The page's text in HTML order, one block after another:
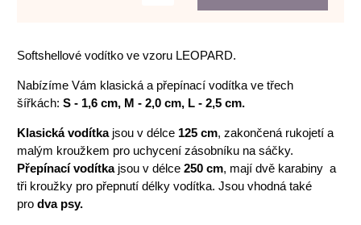
Softshellové vodítko ve vzoru LEOPARD.
Nabízíme Vám klasická a přepínací vodítka ve třech
šířkách: S - 1,6 cm, M - 2,0 cm, L - 2,5 cm.
Klasická vodítkajsou v délce 125 cm, zakončená rukojetí a
malým kroužkem pro uchycení zásobníku na sáčky.
Přepínací vodítkajsou v délce 250 cm, mají dvě karabiny a
tři kroužky pro přepnutí délky vodítka. Jsou vhodná také
pro dva psy.